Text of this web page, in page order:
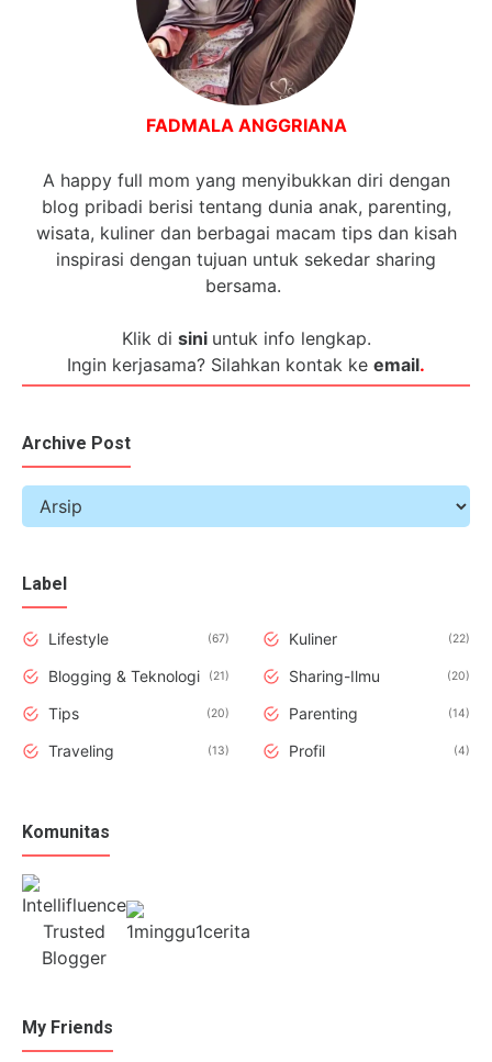
FADMALA ANGGRIANA
A happy full mom yang menyibukkan diri dengan
blog pribadi berisi tentang dunia anak, parenting,
wisata, kuliner dan berbagai macam tips dan kisah
inspirasi dengan tujuan untuk sekedar sharing
bersama.
Klik di sini untuk info lengkap.
Ingin kerjasama? Silahkan kontak ke email.
Archive Post
Label
Lifestyle 67 Kuliner 22
Blogging & Teknologi 21 Sharing-Ilmu 20
Tips 20 Parenting 14
Traveling 13 Profil 4
Komunitas
My Friends